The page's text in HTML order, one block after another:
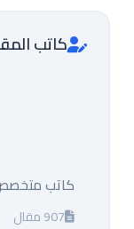
كاتب
كاتب متخصص
907 مقال